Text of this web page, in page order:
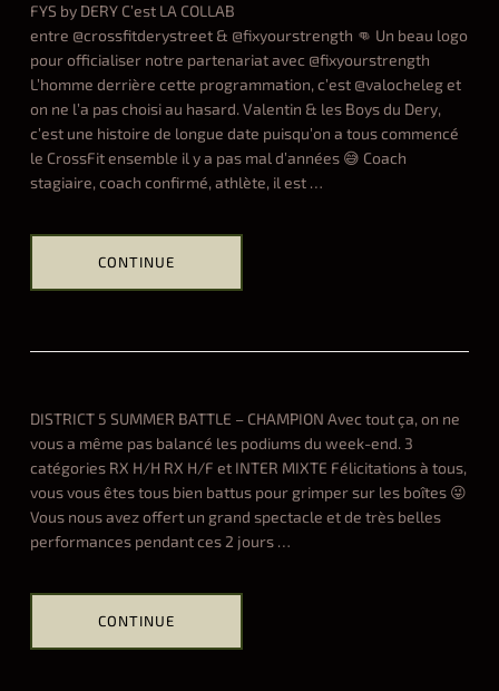
t
w
i
n
n
e
r
s
FYS by DERY C’est LA COLLAB
entre @crossfitderystreet & @fixyourstrength 👊 Un beau logo
pour officialiser notre partenariat avec @fixyourstrength
L’homme derrière cette programmation, c’est @valocheleg et
on ne l’a pas choisi au hasard. Valentin & les Boys du Dery,
c’est une histoire de longue date puisqu’on a tous commencé
le CrossFit ensemble il y a pas mal d’années 😅 Coach
stagiaire, coach confirmé, athlète, il est…
CONTINUE
y
y
d
e
r
y
01.09.2023
DISTRICT 5 SUMMER BATTLE – CHAMPION Avec tout ça, on ne
vous a même pas balancé les podiums du week-end. 3
catégories RX H/H RX H/F et INTER MIXTE Félicitations à tous,
vous vous êtes tous bien battus pour grimper sur les boîtes 😜
Vous nous avez offert un grand spectacle et de très belles
performances pendant ces 2 jours…
CONTINUE